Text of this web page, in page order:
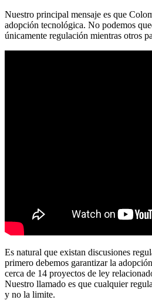
Nuestro principal mensaje es que
adopción tecnológica. No podemos
únicamente regulación mientras otros
Es natural que existan discusiones
primero debemos garantizar la
cerca de 14 proyectos de ley
Nuestro llamado es que cualquier
y no la limite.